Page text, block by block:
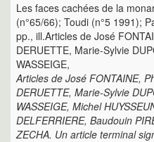
Les faces cachées de la
(n°65/66); Toudi (n°5 1991);
pp., ill.Articles de José
DERUETTE, Marie-Sylvie
WASSEIGE,
Articles de José FONTAINE,
DERUETTE, Marie-Sylvie
WASSEIGE, Michel
DELFERRIERE, Baudouin
ZECHA. Un article terminal